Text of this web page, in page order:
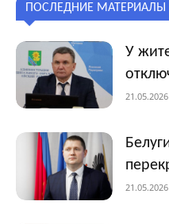
ПОСЛЕДНИЕ МАТЕРИАЛЫ
У
21.05.2026
21.05.2026